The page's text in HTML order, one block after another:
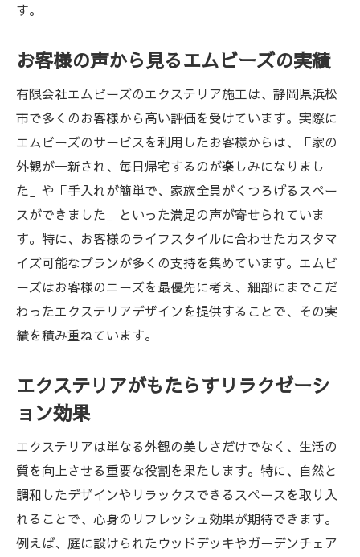
す。
お客様の声から見るエムビーズの実績
有限会社エムビーズのエクステリア施工は、静岡県浜松
市で多くのお客様から高い評価を受けています。実際に
エムビーズのサービスを利用したお客様からは、「家の
外観が一新され、毎日帰宅するのが楽しみになりまし
た」や「手入れが簡単で、家族全員がくつろげるスペー
スができました」といった満足の声が寄せられていま
す。特に、お客様のライフスタイルに合わせたカスタマ
イズ可能なプランが多くの支持を集めています。エムビ
ーズはお客様のニーズを最優先に考え、細部にまでこだ
わったエクステリアデザインを提供することで、その実
績を積み重ねています。
エクステリアがもたらすリラクゼーシ
ョン効果
エクステリアは単なる外観の美しさだけでなく、生活の
質を向上させる重要な役割を果たします。特に、自然と
調和したデザインやリラックスできるスペースを取り入
れることで、心身のリフレッシュ効果が期待できます。
例えば、庭に設けられたウッドデッキやガーデンチェア